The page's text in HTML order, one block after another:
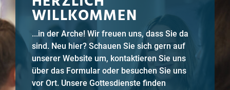
WILLKOMMEN
...in der Arche! Wir freuen uns, dass Sie da
sind. Neu hier? Schauen Sie sich gern auf
unserer Website um, kontaktieren Sie uns
über das Formular oder besuchen Sie uns
vor Ort. Unsere Gottesdienste finden